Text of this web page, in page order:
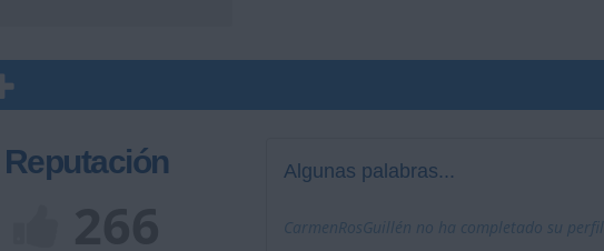
Reputación Algunas palabras...
CarmenRosGuillén no ha completado su perfil.